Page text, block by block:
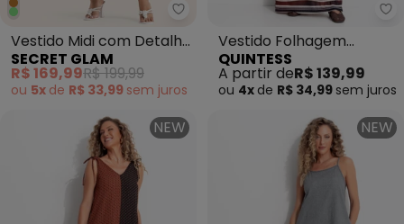
Secret Glam - Vestido Midi
Vestido Midi com Detalhe
Ponto Concha Azul
SECRET GLAM
R$ 169,99R$ 199,99
ou 5x de R$ 33,99 sem juros
Vestido Folhagem
Barrado em Malha
Texturizada
QUINTESS
A partir deR$ 139,99
ou 4x de R$ 34,99 sem juros
NEW NEW